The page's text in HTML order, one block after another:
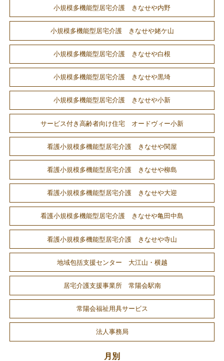
小規模多機能型居宅介護 きなせや内野
小規模多機能型居宅介護 きなせや姥ケ山
小規模多機能型居宅介護 きなせや白根
小規模多機能型居宅介護 きなせや黒埼
小規模多機能型居宅介護 きなせや小新
サービス付き高齢者向け住宅 オードヴィー小新
看護小規模多機能型居宅介護 きなせや関屋
看護小規模多機能型居宅介護 きなせや柳島
看護小規模多機能型居宅介護 きなせや大迎
看護小規模多機能型居宅介護 きなせや亀田中島
看護小規模多機能型居宅介護 きなせや寺山
地域包括支援センター 大江山・横越
居宅介護支援事業所 常陽会駅南
常陽会福祉用具サービス
法人事務局
月別